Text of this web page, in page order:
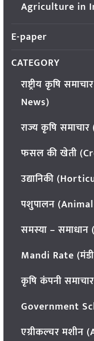
Agriculture in
E-paper
CATEGORY
राष्ट्रीय कृषि
News)
राज्य कृषि
फसल की खेती
उद्यानिकी
पशुपालन
समस्या –
Mandi Rate
कृषि कंपनी
Government
एग्रीकल्चर